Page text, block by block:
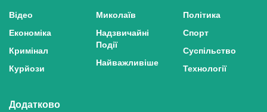
Відео
Економіка
Кримінал
Курйози
Миколаїв
Надзвичайні
Події
Найважливіше
Політика
Спорт
Суспільство
Технології
Додатково